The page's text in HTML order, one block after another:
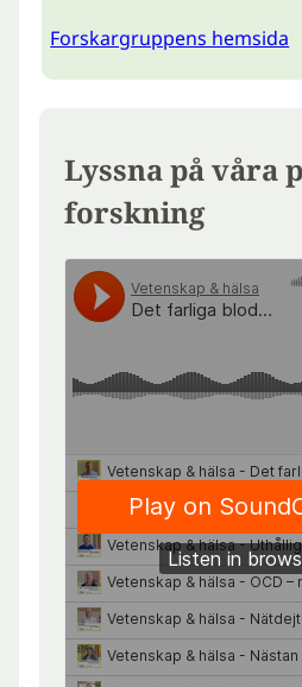
Forskargruppens hemsida
Lyssna på våra
forskning